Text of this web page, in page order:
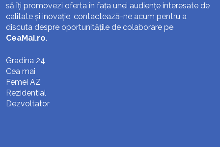
să îți promovezi oferta în fața unei audiențe interesate de
calitate și inovație, contactează-ne acum pentru a
discuta despre oportunitățile de colaborare pe
CeaMai.ro.
Gradina 24
Cea mai
Femei AZ
Rezidential
Dezvoltator